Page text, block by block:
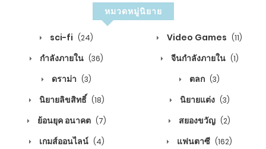
บทที่ 333 ท้ายที่สุด
ธันวาคม 26, 2019
บทที่ 332 การสู้รบอันดุเดือด
ธันวาคม 26, 2019
1 บทที่ 331 สงครามปะทุขึ้นแล้ว
หมวดหมู่นิยาย
sci-fi (24) Video Games (11)
กำลังภายใน (36) จีนกำลังภายใน (1)
ดราม่า (3) ตลก (3)
นิยายลิขสิทธิ์ (18) นิยายแต่ง (3)
ย้อนยุค อนาคต (7) สยองขวัญ (2)
เกมส์ออนไลน์ (4) แฟนตาซี (162)